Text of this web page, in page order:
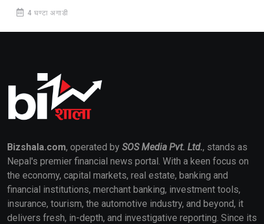
4 घण्टा अगाडी
Bizshala.com, operated by SOS Media Pvt. Ltd., stands as
Nepal's premier financial news portal. With a keen focus on
the economy, capital markets, real estate, banking and
financial institutions, merchant banking, investment tools,
insurance, tourism, the automotive industry, and beyond, it
delivers fresh, in-depth, and investigative reporting. Since its